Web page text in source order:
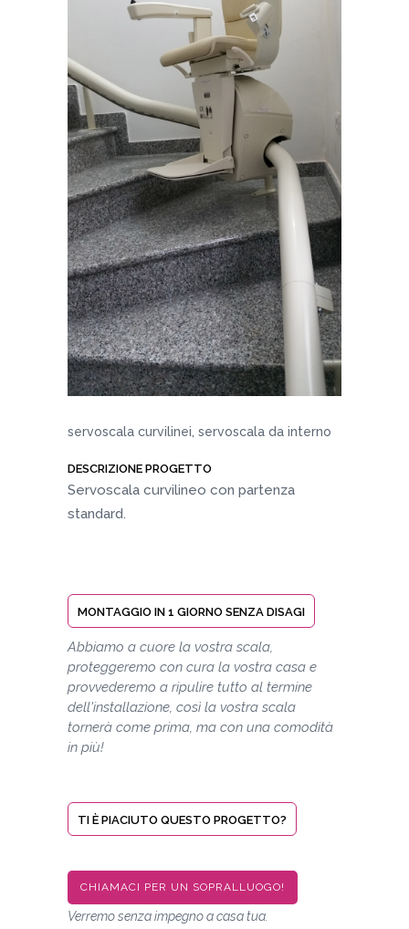
servoscala curvilinei, servoscala da interno
DESCRIZIONE PROGETTO
Servoscala curvilineo con partenza
standard.
MONTAGGIO IN 1 GIORNO SENZA DISAGI
Abbiamo a cuore la vostra scala,
proteggeremo con cura la vostra casa e
provvederemo a ripulire tutto al termine
dell'installazione, così la vostra scala
tornerà come prima, ma con una comodità
in più!
TI È PIACIUTO QUESTO PROGETTO?
CHIAMACI PER UN SOPRALLUOGO!
Verremo senza impegno a casa tua.